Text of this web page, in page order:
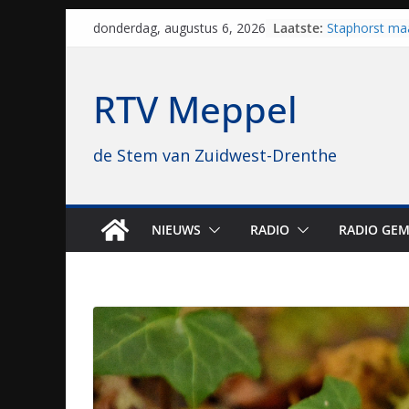
donderdag, augustus 6, 2026 Laatste: Staphorst
regio is goed
opvolgers
geruisloos
RTV Meppel
de Stem van Zuidwest-Drenthe
NIEUWS RADIO RADIO